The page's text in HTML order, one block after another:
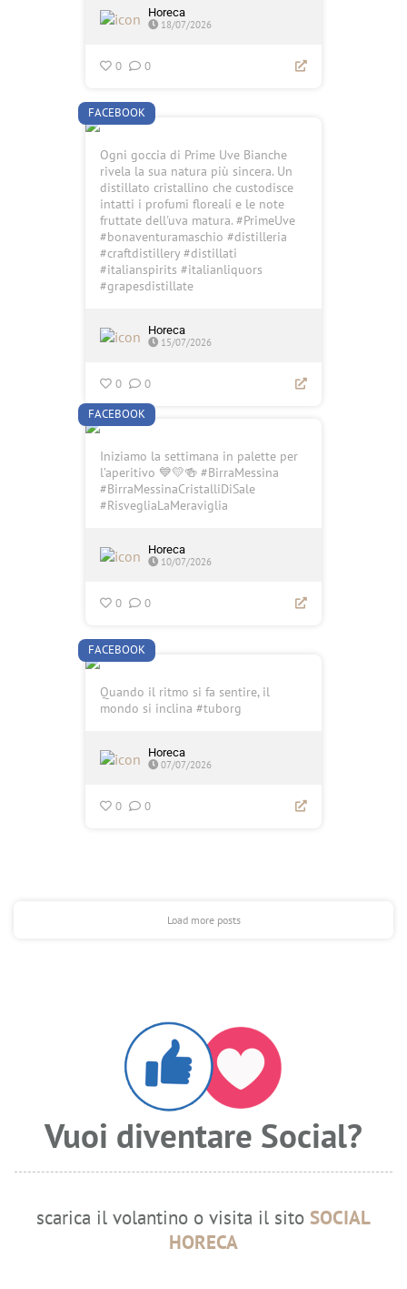
Horeca
18/07/2026
0 0
FACEBOOK
Ogni goccia di Prime Uve Bianche
rivela la sua natura più sincera. Un
distillato cristallino che custodisce
intatti i profumi floreali e le note
fruttate dell'uva matura. #PrimeUve
#bonaventuramaschio #distilleria
#craftdistillery #distillati
#italianspirits #italianliquors
#grapesdistillate
Horeca
15/07/2026
0
0
FACEBOOK
Iniziamo la settimana in palette per
l’aperitivo 💙💛🍻 #BirraMessina
#BirraMessinaCristalliDiSale
#RisvegliaLaMeraviglia
Horeca
10/07/2026
0 0
FACEBOOK
Quando il ritmo si fa sentire, il
mondo si inclina #tuborg
Horeca
07/07/2026
0 0
Load more posts
Vuoi diventare Social?
scarica il volantino o visita il sito SOCIAL
HORECA